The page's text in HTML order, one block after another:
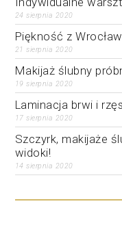
24 sierpnia 2020
Piękność z
21 sierpnia 2020
Makijaż ślubny
19 sierpnia 2020
Laminacja brwi i rzęs
17 sierpnia 2020
Szczyrk, makijaże
widoki!
14 sierpnia 2020